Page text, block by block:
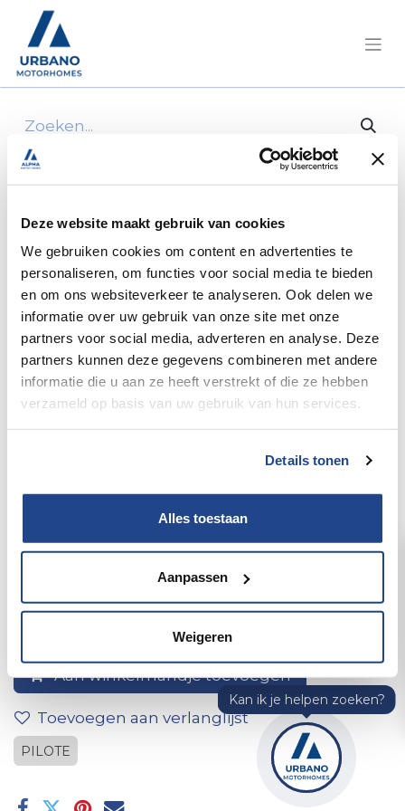
Deze website maakt gebruik van cookies
We gebruiken cookies om content en advertenties te
personaliseren, om functies voor social media te bieden
en om ons websiteverkeer te analyseren. Ook delen we
informatie over uw gebruik van onze site met onze
partners voor social media, adverteren en analyse. Deze
partners kunnen deze gegevens combineren met andere
informatie die u aan ze heeft verstrekt of die ze hebben
verzameld op basis van uw gebruik van hun services.
Details tonen
Alles toestaan
Aanpassen
Weigeren
Alle producten 2017 LED Outdoor Light
2017 LED Outdoor Light
Aan winkelmandje toevoegen
Toevoegen aan verlanglijst
PILOTE